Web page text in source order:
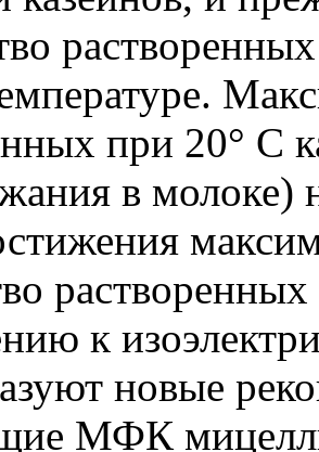
при 20° С
в молоке)
к
новые
МФК